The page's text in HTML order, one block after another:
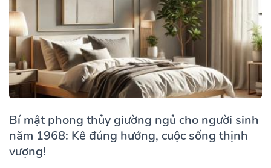
Bí mật phong thủy giường ngủ cho người sinh
năm 1968: Kê đúng hướng, cuộc sống thịnh
vượng!